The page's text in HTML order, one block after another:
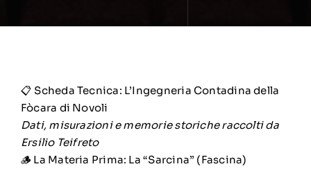
📋 Scheda Tecnica: L’Ingegneria Contadina della
Fòcara di Novoli
Dati, misurazioni e memorie storiche raccolti da
Ersilio Teifreto
🪵 La Materia Prima: La “Sarcina” (Fascina)